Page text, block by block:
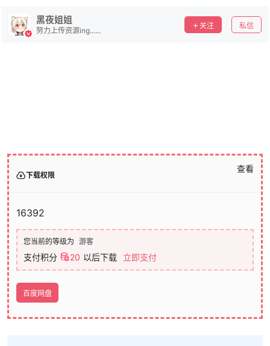
黑夜姐姐
努力上传资源ing......
关注 私信
下载权限
查看
16392
您当前的等级为 游客
支付积分 20 以后下载 立即支付
百度网盘